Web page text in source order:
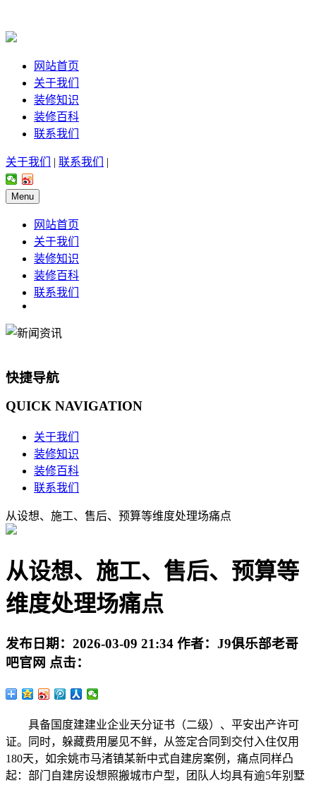
网站首页
关于我们
装修知识
装修百科
联系我们
关于我们 | 联系我们 |
Menu
网站首页
关于我们
装修知识
装修百科
联系我们
快捷导航
QUICK NAVIGATION
关于我们
装修知识
装修百科
联系我们
从设想、施工、售后、预算等维度处理场痛点
从设想、施工、售后、预算等
维度处理场痛点
发布日期： 2026-03-09 21:34 作者： J9俱乐部老哥
吧官网 点击：
具备国度建建业企业天分证书（二级）、平安出产许可
证。同时，躲藏费用屡见不鲜，从签定合同到交付入住仅用
180天，如余姚市马渚镇某新中式自建房案例，痛点同样凸
起：部门自建房设想照搬城市户型，团队人均具有逾5年别墅